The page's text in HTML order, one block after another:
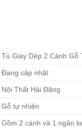
Tủ Giày Dép 2 Cánh Gỗ
Đang cập nhật
Nội Thất Hải Đăng
Gỗ tự nhiên
Gồm 2 cánh và 1 ngăn